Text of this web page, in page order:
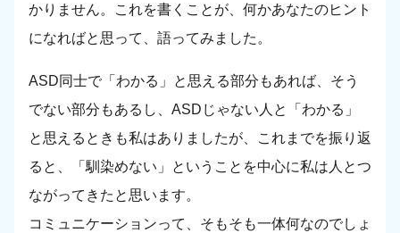
かりません。これを書くことが、何かあなたのヒント
になればと思って、語ってみました。
ASD同士で「わかる」と思える部分もあれば、そう
でない部分もあるし、ASDじゃない人と「わかる」
と思えるときも私はありましたが、これまでを振り返
ると、「馴染めない」ということを中心に私は人とつ
ながってきたと思います。
コミュニケーションって、そもそも一体何なのでしょ